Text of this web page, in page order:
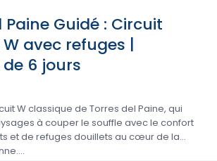
Paine Guidé : Circuit
avec refuges |
6 jours
W classique de Torres del Paine, qui
à couper le souffle avec le confort
et de refuges douillets au cœur de la